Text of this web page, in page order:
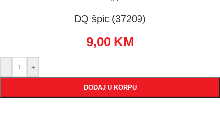
DQ špic (37209)
9,00 KM
- +
DODAJ U KORPU